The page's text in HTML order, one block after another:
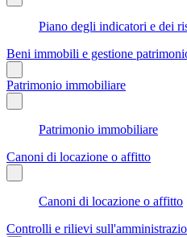
Piano degli indicatori e dei
Beni immobili e gestione
Patrimonio immobiliare
Patrimonio immobiliare
Canoni di locazione o affitto
Canoni di locazione o affitto
Controlli e rilievi